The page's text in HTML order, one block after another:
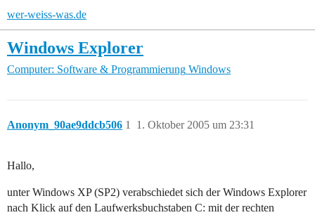
wer-weiss-was.de
Windows Explorer
Computer: Software & Programmierung Windows
Anonym_90ae9ddcb506 1. Oktober 2005 um 23:31
1
Hallo,
unter Windows XP (SP2) verabschiedet sich der Windows Explorer
nach Klick auf den Laufwerksbuchstaben C: mit der rechten